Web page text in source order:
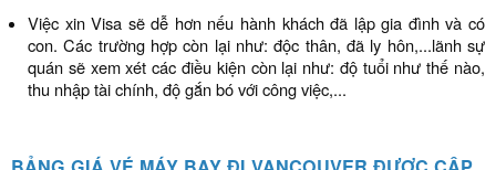
Việc xin Visa sẽ dễ hơn nếu hành khách đã lập gia đình và có
con. Các trường hợp còn lại như: độc thân, đã ly hôn,...lãnh sự
quán sẽ xem xét các điều kiện còn lại như: độ tuổi như thế nào,
thu nhập tài chính, độ gắn bó với công việc,...